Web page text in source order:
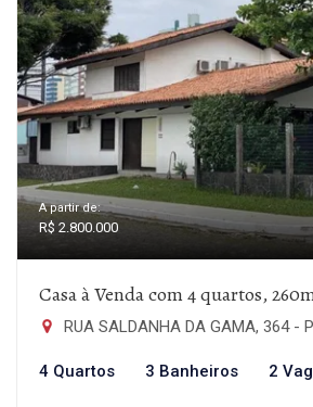
A partir de:
R$ 2.800.000
Casa à Venda com 4 quartos,
RUA SALDANHA DA GAMA, 364 -
4 Quartos 3 Banheiros 2